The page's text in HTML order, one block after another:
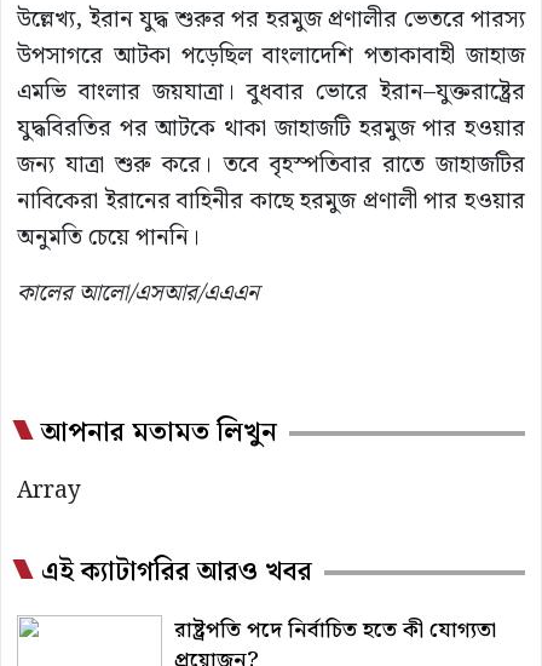
উল্লেখ‌্য, ইরান যুদ্ধ শুরুর পর হরমুজ প্রণালীর ভেতরে পারস্য
উপসাগরে আটকা পড়েছিল বাংলাদেশি পতাকাবাহী জাহাজ
এমভি বাংলার জয়যাত্রা। বুধবার ভোরে ইরান–যুক্তরাষ্ট্রের
যুদ্ধবিরতির পর আটকে থাকা জাহাজটি হরমুজ পার হওয়ার
জন্য যাত্রা শুরু করে। তবে বৃহস্পতিবার রাতে জাহাজটির
নাবিকেরা ইরানের বাহিনীর কাছে হরমুজ প্রণালী পার হওয়ার
অনুমতি চেয়ে পাননি।
কালের আলো/এসআর/এএএন
আপনার মতামত লিখুন
Array
এই ক্যাটাগরির আরও খবর
রাষ্ট্রপতি পদে নির্বাচিত হতে কী যোগ্যতা